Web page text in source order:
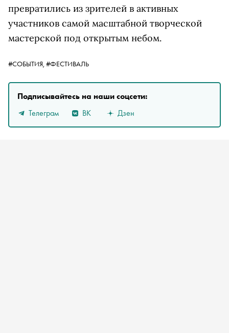
превратились из зрителей в активных
участников самой масштабной творческой
мастерской под открытым небом.
#СОБЫТИЯ, #ФЕСТИВАЛЬ
Подписывайтесь на наши соцсети:
Телеграм
ВК Дзен